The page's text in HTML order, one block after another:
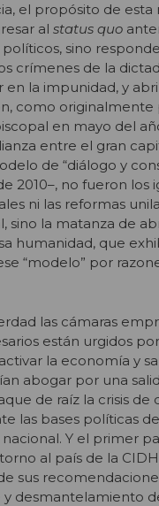
el propósito de esta
al status quo
políticos, sino
crímenes de la
la impunidad, y
como originalmente
en mayo del
entre el gran
de “diálogo y
2010–, no fueron los
ni las reformas
sino la matanza de
humanidad, que
“modelo” por
las cámaras
están urgidos
la economía y
abogar por una
de raíz la crisis de
las bases políticas
Y el primer
al país de la
sus
y desmantelamiento